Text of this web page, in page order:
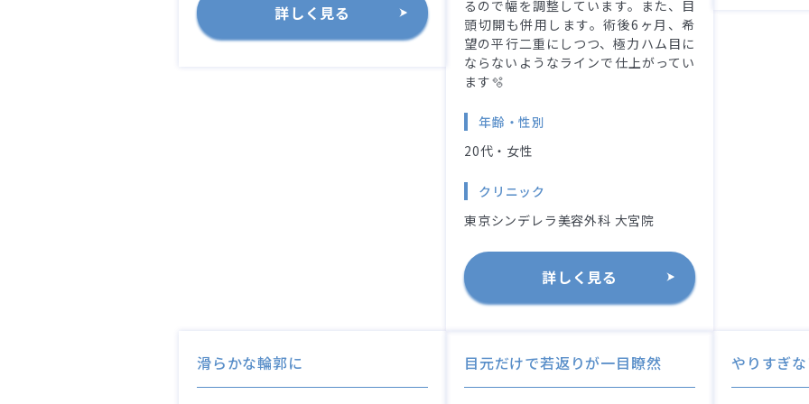
詳しく見る
るので幅を調整しています。また、目
頭切開も併用します。術後6ヶ月、希
望の平行二重にしつつ、極力ハム目に
ならないようなラインで仕上がってい
ます🫧
年齢・性別
20代・女性
クリニック
東京シンデレラ美容外科 大宮院
詳しく見る
滑らかな輪郭に 目元だけで若返りが一目瞭然 やりすぎ